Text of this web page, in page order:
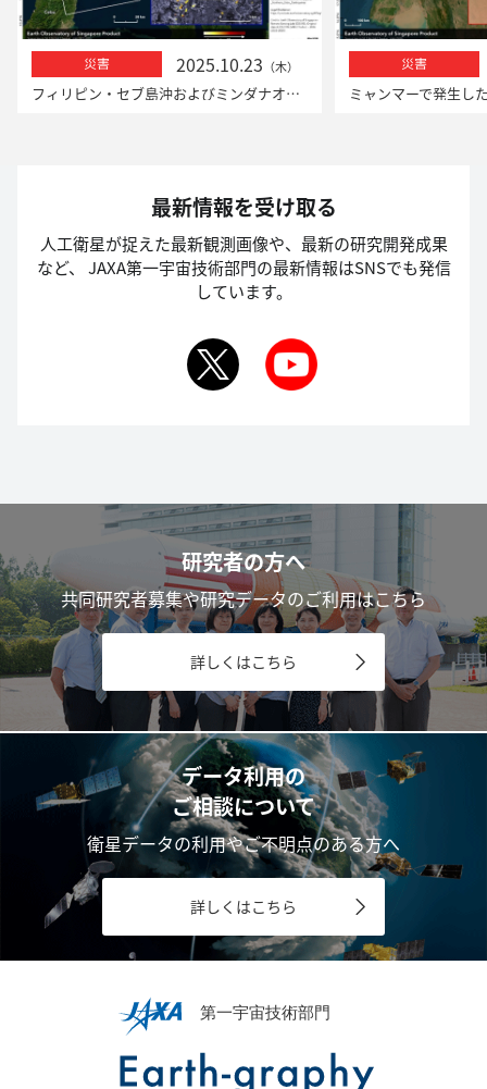
災害 2025.10.23 （木）
フィリピン・セブ島沖およびミンダナオ島沖での地震における「だいち2号」による観測
災害
最新情報を受け取る
人工衛星が捉えた最新観測画像や、最新の研究開発成果
など、
JAXA第一宇宙技術部門の最新情報はSNSでも発信
しています。
研究者の方へ
共同研究者募集や研究データのご利用はこちら
詳しくはこちら
データ利用の
ご相談について
衛星データの利用やご不明点のある方へ
詳しくはこちら